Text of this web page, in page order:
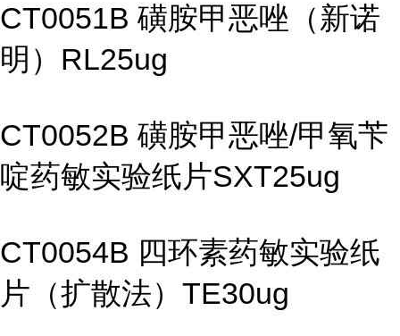
CT0051B 磺胺甲恶唑（新诺
明）RL25ug
CT0052B 磺胺甲恶唑/甲氧苄
啶药敏实验纸片SXT25ug
CT0054B 四环素药敏实验纸
片（扩散法）TE30ug